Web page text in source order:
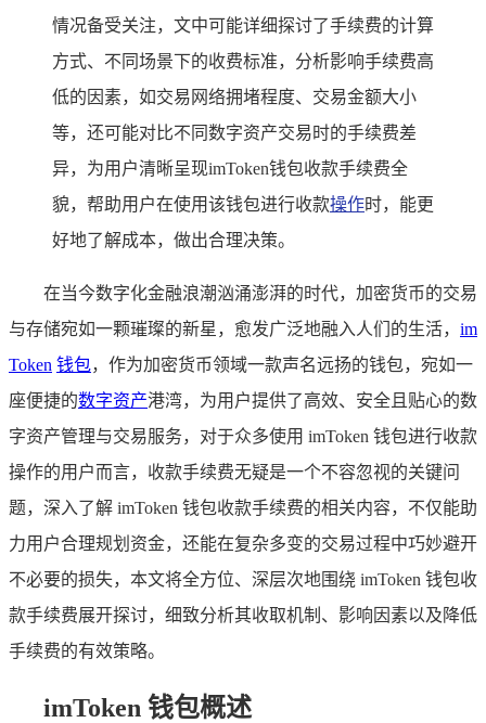
情况备受关注，文中可能详细探讨了手续费的计算
方式、不同场景下的收费标准，分析影响手续费高
低的因素，如交易网络拥堵程度、交易金额大小
等，还可能对比不同数字资产交易时的手续费差
异，为用户清晰呈现imToken钱包收款手续费全
貌，帮助用户在使用该钱包进行收款操作时，能更
好地了解成本，做出合理决策。
在当今数字化金融浪潮汹涌澎湃的时代，加密货币的交易
与存储宛如一颗璀璨的新星，愈发广泛地融入人们的生活， im
Token 钱包，作为加密货币领域一款声名远扬的钱包，宛如一
座便捷的数字资产港湾，为用户提供了高效、安全且贴心的数
字资产管理与交易服务，对于众多使用 imToken 钱包进行收款
操作的用户而言，收款手续费无疑是一个不容忽视的关键问
题，深入了解 imToken 钱包收款手续费的相关内容，不仅能助
力用户合理规划资金，还能在复杂多变的交易过程中巧妙避开
不必要的损失，本文将全方位、深层次地围绕 imToken 钱包收
款手续费展开探讨，细致分析其收取机制、影响因素以及降低
手续费的有效策略。
imToken 钱包概述